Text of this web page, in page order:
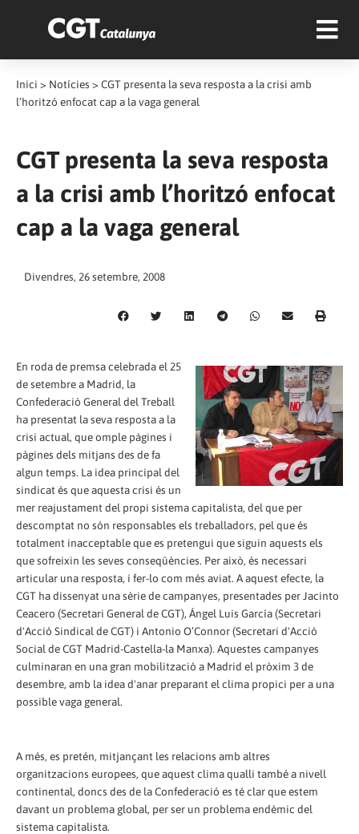
Inici > Notícies > CGT presenta la seva resposta a la crisi amb
l’horitzó enfocat cap a la vaga general
CGT presenta la seva resposta
a la crisi amb l’horitzó enfocat
cap a la vaga general
Divendres, 26 setembre, 2008
En roda de premsa celebrada el 25
de setembre a Madrid, la
Confederació General del Treball
ha presentat la seva resposta a la
crisi actual, que omple pàgines i
pàgines dels mitjans des de fa
algun temps. La idea principal del
sindicat és que aquesta crisi és un
mer reajustament del propi sistema capitalista, del que per
descomptat no són responsables els treballadors, pel que és
totalment inacceptable que es pretengui que siguin aquests els
que sofreixin les seves conseqüències. Per això, és necessari
articular una resposta, i fer-lo com més aviat. A aquest efecte, la
CGT ha dissenyat una sèrie de campanyes, presentades per Jacinto
Ceacero (Secretari General de CGT), Ángel Luis García (Secretari
d'Acció Sindical de CGT) i Antonio O’Connor (Secretari d'Acció
Social de CGT Madrid-Castella-la Manxa). Aquestes campanyes
culminaran en una gran mobilització a Madrid el pròxim 3 de
desembre, amb la idea d'anar preparant el clima propici per a una
possible vaga general.
A més, es pretén, mitjançant les relacions amb altres
organitzacions europees, que aquest clima qualli també a nivell
continental, doncs des de la Confederació es té clar que estem
davant un problema global, per ser un problema endèmic del
sistema capitalista.